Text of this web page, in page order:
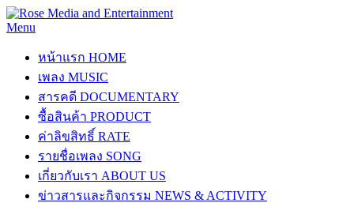
Menu
หน้าแรก HOME
เพลง MUSIC
สารคดี DOCUMENTARY
ซื้อสินค้า PRODUCT
ค่าลิขสิทธิ์ RATE
รายชื่อเพลง SONG
เกี่ยวกับเรา ABOUT US
ข่าวสารและกิจกรรม NEWS & ACTIVITY